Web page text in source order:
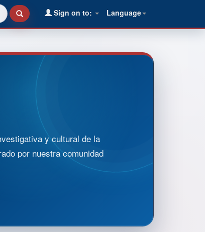
Language
Sign on to:
y cultural de la
por nuestra comunidad